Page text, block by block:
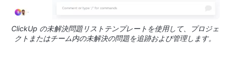
ClickUp の未解決問題リストテンプレートを使用して、プロジェ
クトまたはチーム内の未解決の問題を追跡および管理します。